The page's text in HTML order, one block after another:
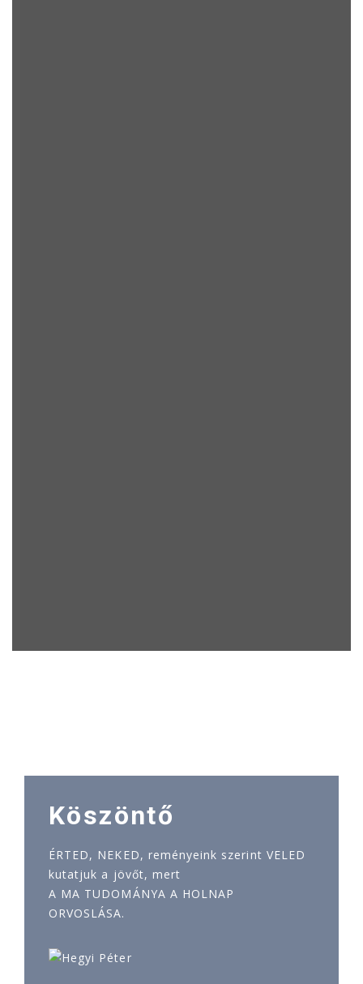
Köszöntő
ÉRTED, NEKED, reményeink szerint VELED
kutatjuk a jövőt, mert
A MA TUDOMÁNYA A HOLNAP
ORVOSLÁSA.